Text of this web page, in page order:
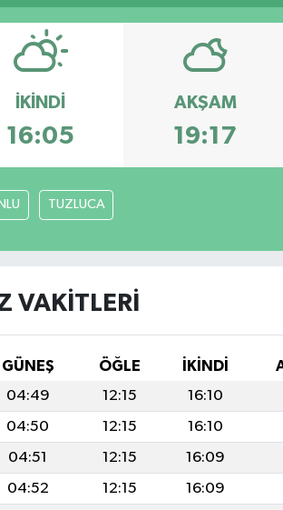
İKINDI
16:05
AKŞAM
19:17
TUZLUCA
VAKITLERI
GÜNEŞ ÖĞLE İKINDI
04:49 12:15 16:10
04:50 12:15 16:10
04:51 12:15 16:09
04:52 12:15 16:09